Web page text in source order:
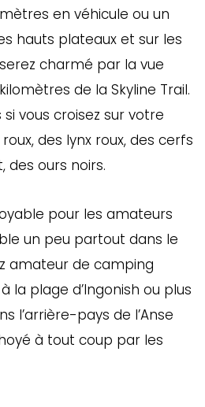
en véhicule ou un
hauts plateaux et sur les
charmé par la vue
de la Skyline Trail.
vous croisez sur votre
des lynx roux, des cerfs
des ours noirs.
pour les amateurs
un peu partout dans le
amateur de camping
la plage d’Ingonish ou plus
l’arrière-pays de l’Anse
à tout coup par les